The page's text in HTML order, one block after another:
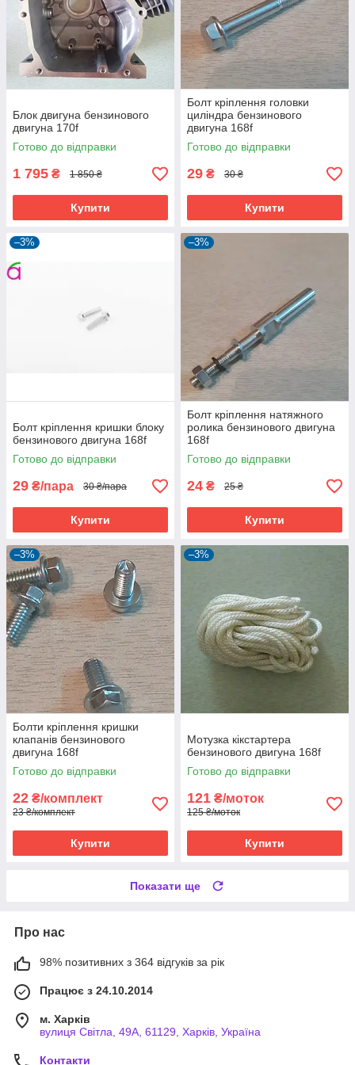
Блок двигуна бензинового
двигуна 170f
Готово до відправки
1 795 ₴ 1 850 ₴
Купити
Болт кріплення головки
циліндра бензинового
двигуна 168f
Готово до відправки
29 ₴ 30 ₴
Купити
–3%
Болт кріплення кришки блоку
бензинового двигуна 168f
Готово до відправки
29 ₴/пара 30 ₴/пара
Купити
–3%
Болт кріплення натяжного
ролика бензинового двигуна
168f
Готово до відправки
24 ₴ 25 ₴
Купити
–3%
Болти кріплення кришки
клапанів бензинового
двигуна 168f
Готово до відправки
22 ₴/комплект
23 ₴/комплект
Купити
–3%
Мотузка кікстартера
бензинового двигуна 168f
Готово до відправки
121 ₴/моток
125 ₴/моток
Купити
Показати ще
Про нас
98% позитивних з 364 відгуків за рік
Працює з 24.10.2014
м. Харків
вулиця Світла, 49А, 61129, Харків, Україна
Контакти